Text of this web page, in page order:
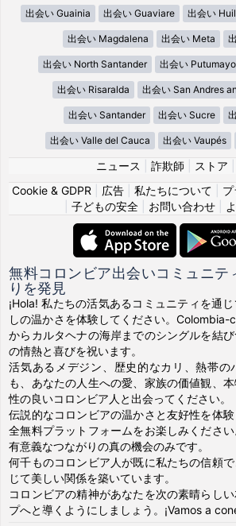
出会い Guainia 出会い Guaviare 出会い
出会い Magdalena 出会い Meta
出会い North Santander 出会い Putumayo
出会い Risaralda 出会い San Andres
出会い Santander 出会い Sucre
出会い Valle del Cauca 出会い Vaupés
ニュース 詐欺師 ストア
Cookie & GDPR
広告 私たちについて
子どもの安全| お問い合わせ|
無料コロンビア出会いコミュニテ
りを発見
¡Hola! 私たちの活気あるコミュニティを通
しの温かさを体験してください。
からカルタヘナの海岸までのシングルを結
の情熱と喜びを祝います。
活気あるメデジン、歴史的なカリ、熱帯の
も、あなたの人生への愛、家族の価値観、
性の良いコロンビア人と出会ってください。
伝説的なコロンビアの温かさと友好性を体
全無料プラットフォームをお楽しみください
有意義なつながりの真の機会のみです。
何千ものコロンビア人が既に私たちの信頼
じて美しい関係を築いています。
コロンビアの精神があなたを次の素晴らし
プへと導くようにしましょう。¡Vamos a